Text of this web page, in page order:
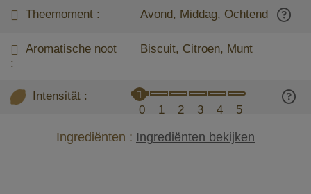
Theemoment : Avond, Middag, Ochtend
Aromatische noot
:
Biscuit, Citroen, Munt
Intensität :
0
1 2 3 4 5
Ingrediënten : Ingrediënten bekijken